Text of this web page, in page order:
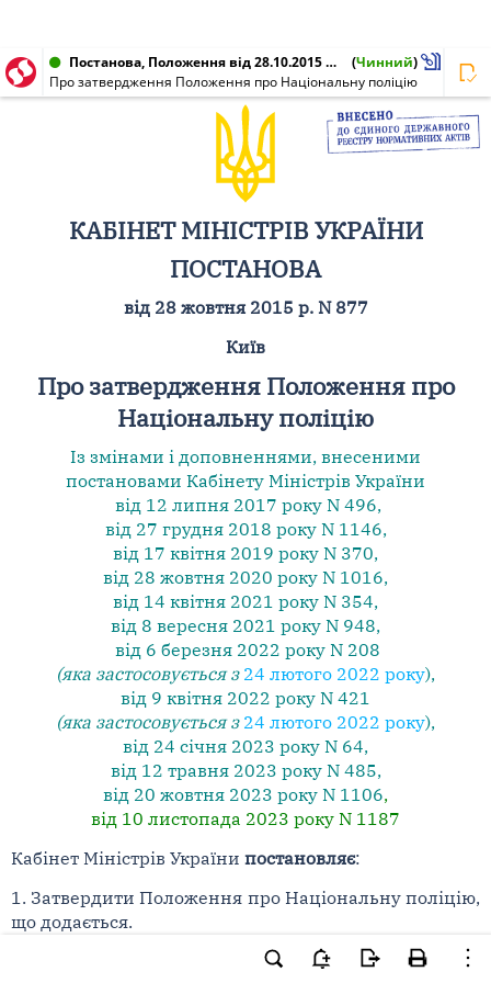
Постанова, Положення від 28.10.2015 № 877 (Чинний)
Про затвердження Положення про Національну поліцію